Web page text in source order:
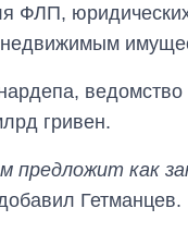
ФЛП,
недвижимым
гривен.
предложит как
Гетманцев.